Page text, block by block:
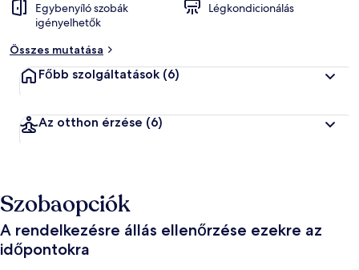
Egybenyíló szobák
igényelhetők
Légkondicionálás
Összes mutatása
Főbb szolgáltatások (6)
Az otthon érzése (6)
Szobaopciók
A rendelkezésre állás ellenőrzése ezekre az
időpontokra